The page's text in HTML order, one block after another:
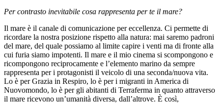
Per contrasto inevitabile cosa rappresenta per te il mare?
Il mare è il canale di comunicazione per eccellenza. Ci permette di
ricordare la nostra posizione rispetto alla natura: mai saremo padroni
del mare, del quale possiamo al limite capire i venti ma di fronte alla
cui furia siamo impotenti. Il mare e il mio cinema si scompongono e
ricompongono reciprocamente e l’elemento marino da sempre
rappresenta per i protagonisti il veicolo di una seconda/nuova vita.
Lo è per Grazia in Respiro, lo è per i migranti in America di
Nuovomondo, lo è per gli abitanti di Terraferma in quanto attraverso
il mare ricevono un’umanità diversa, dall’altrove. È così,